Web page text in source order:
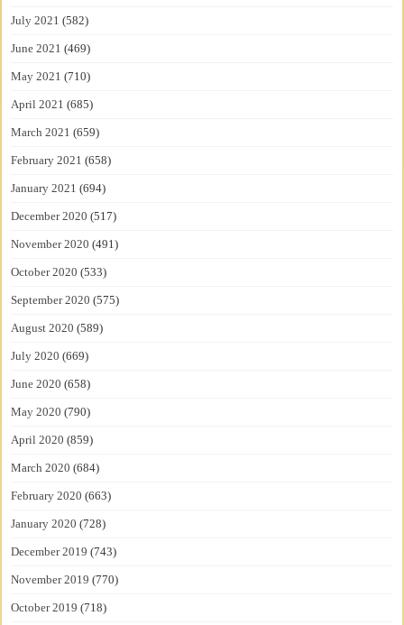
July 2021 (582)
June 2021 (469)
May 2021 (710)
April 2021 (685)
March 2021 (659)
February 2021 (658)
January 2021 (694)
December 2020 (517)
November 2020 (491)
October 2020 (533)
September 2020 (575)
August 2020 (589)
July 2020 (669)
June 2020 (658)
May 2020 (790)
April 2020 (859)
March 2020 (684)
February 2020 (663)
January 2020 (728)
December 2019 (743)
November 2019 (770)
October 2019 (718)